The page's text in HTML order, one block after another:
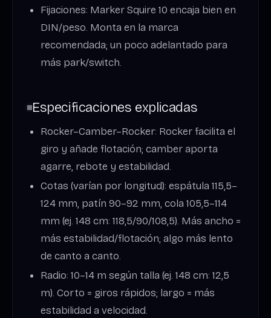
Fijaciones: Marker Squire 10 encaja bien en
DIN/peso. Monta en la marca
recomendada; un poco adelantado para
más park/switch.
Especificaciones explicadas
Rocker–Camber–Rocker: Rocker facilita el
giro y añade flotación; camber aporta
agarre, rebote y estabilidad.
Cotas (varían por longitud): espátula 115,5–
124 mm, patín 90–92 mm, cola 105,5–114
mm (ej. 148 cm: 118,5/90/108,5). Más ancho =
más estabilidad/flotación; algo más lento
de canto a canto.
Radio: 10–14 m según talla (ej. 148 cm: 12,5
m). Corto = giros rápidos; largo = más
estabilidad a velocidad.